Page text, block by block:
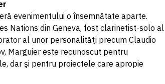
evenimentului o însemnătate aparte.
Nations din Geneva, fost clarinetist-solo al
al unor personalităţi precum Claudio
Marguier este recunoscut pentru
dar şi pentru proiectele care apropie